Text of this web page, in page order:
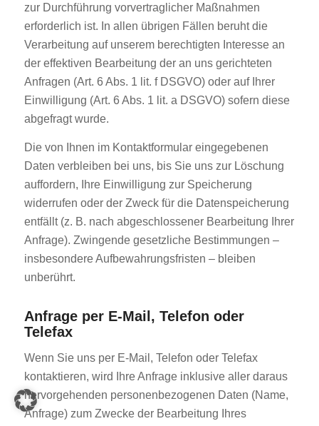
zur Durchführung vorvertraglicher Maßnahmen
erforderlich ist. In allen übrigen Fällen beruht die
Verarbeitung auf unserem berechtigten Interesse an
der effektiven Bearbeitung der an uns gerichteten
Anfragen (Art. 6 Abs. 1 lit. f DSGVO) oder auf Ihrer
Einwilligung (Art. 6 Abs. 1 lit. a DSGVO) sofern diese
abgefragt wurde.
Die von Ihnen im Kontaktformular eingegebenen
Daten verbleiben bei uns, bis Sie uns zur Löschung
auffordern, Ihre Einwilligung zur Speicherung
widerrufen oder der Zweck für die Datenspeicherung
entfällt (z. B. nach abgeschlossener Bearbeitung Ihrer
Anfrage). Zwingende gesetzliche Bestimmungen –
insbesondere Aufbewahrungsfristen – bleiben
unberührt.
Anfrage per E-Mail, Telefon oder
Telefax
Wenn Sie uns per E-Mail, Telefon oder Telefax
kontaktieren, wird Ihre Anfrage inklusive aller daraus
hervorgehenden personenbezogenen Daten (Name,
Anfrage) zum Zwecke der Bearbeitung Ihres